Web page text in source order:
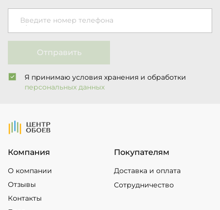
Введите номер телефона
Отправить
Я принимаю условия хранения и обработки
персональных данных
На Главную
Компания
О компании
Отзывы
Контакты
Покупателям
Доставка и оплата
Сотрудничество